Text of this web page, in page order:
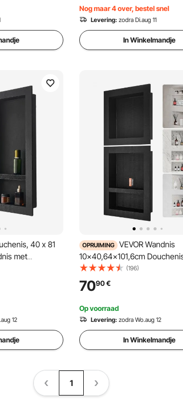
Nog maar 4 over, bestel snel
Levering: zodra Di.aug 11
In Winkelmandje
40 x 81
met
dik, moderne
zwart
12
OPRUIMING VEVOR Wandnis
10x40,64x101,6cm
Betegelbare Drielaagse
Nisinstallatie
Hout, Cement) Geschikt voor
Slaapkamer Studeerkamer
(196)
7090€
Op voorraad
Levering: zodra Wo.aug 12
In Winkelmandje
1